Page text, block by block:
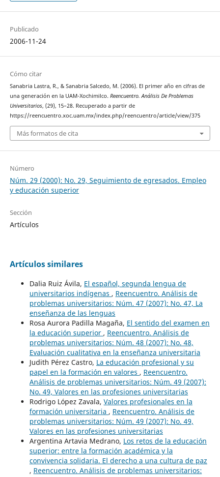
Publicado
2006-11-24
Cómo citar
Sanabria Lastra, R., & Sanabria Salcedo, M. (2006). El primer año en cifras de
una generación en la UAM-Xochimilco. Reencuentro. Análisis De Problemas
Universitarios, (29), 15–28. Recuperado a partir de
https://reencuentro.xoc.uam.mx/index.php/reencuentro/article/view/375
Más formatos de cita
Número
Núm. 29 (2000): No. 29, Seguimiento de egresados. Empleo
y educación superior
Sección
Artículos
Artículos similares
Dalia Ruiz Ávila, El español, segunda lengua de
universitarios indígenas , Reencuentro. Análisis de
problemas universitarios: Núm. 47 (2007): No. 47, La
enseñanza de las lenguas
Rosa Aurora Padilla Magaña, El sentido del examen en
la educación superior , Reencuentro. Análisis de
problemas universitarios: Núm. 48 (2007): No. 48,
Evaluación cualitativa en la enseñanza universitaria
Judith Pérez Castro, La educación profesional y su
papel en la formación en valores , Reencuentro.
Análisis de problemas universitarios: Núm. 49 (2007):
No. 49, Valores en las profesiones universitarias
Rodrigo López Zavala, Valores profesionales en la
formación universitaria , Reencuentro. Análisis de
problemas universitarios: Núm. 49 (2007): No. 49,
Valores en las profesiones universitarias
Argentina Artavia Medrano, Los retos de la educación
superior: entre la formación académica y la
convivencia solidaria. El derecho a una cultura de paz
, Reencuentro. Análisis de problemas universitarios: